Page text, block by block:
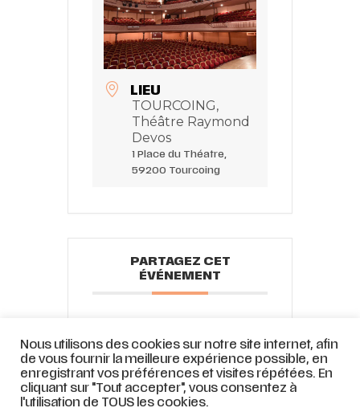
LIEU
TOURCOING,
Théâtre Raymond
Devos
1 Place du Théatre,
59200 Tourcoing
PARTAGEZ CET
ÉVÉNEMENT
Nous utilisons des cookies sur notre site internet, afin
de vous fournir la meilleure expérience possible, en
enregistrant vos préférences et visites répétées. En
cliquant sur "Tout accepter", vous consentez à
l'utilisation de TOUS les cookies.